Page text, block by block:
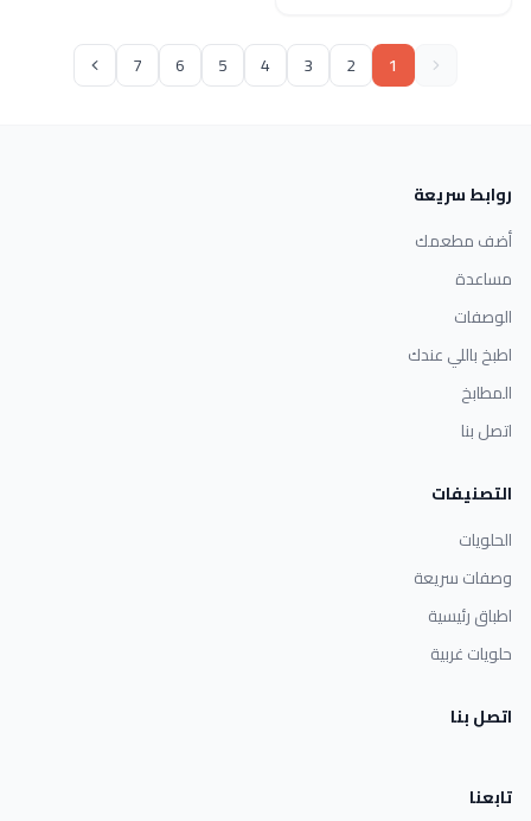
1
2
3
4
5
6
7
روابط سريعة
أضف مطعمك
مساعدة
الوصفات
اطبخ باللي عندك
المطابخ
اتصل بنا
التصنيفات
الحلويات
وصفات سريعة
اطباق رئيسية
حلويات غربية
اتصل بنا
تابعنا